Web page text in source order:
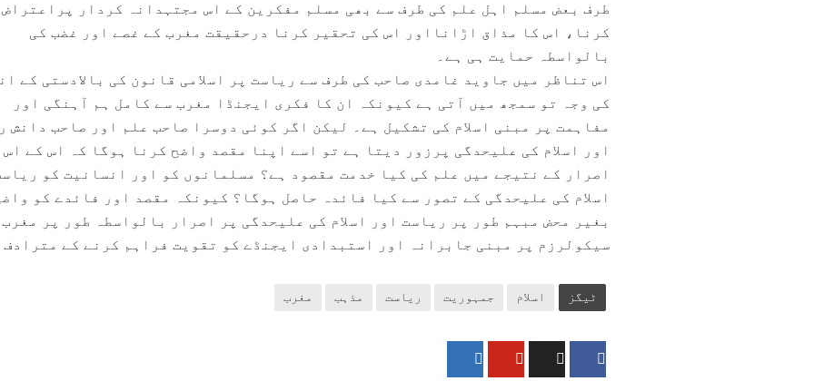
طرف بعض مسلم اہل علم کی طرف سے بھی مسلم مفکرین کے اس مجتہدانہ کردار پراعتراض
کرنا، اس کا مذاق اڑانااور اس کی تحقیر کرنا درحقیقت مغرب کے غصے اور غضب کی
بالواسطہ حمایت ہی ہے۔
اس تناظر میں جاوید غامدی صاحب کی طرف سے ریاست پر اسلامی قانون کی بالادستی کے
کی وجہ تو سمجھ میں آتی ہے کیونکہ ان کا فکری ایجنڈا مغرب سے کامل ہم آہنگی اور
مفاہمت پر مبنی اسلام کی تشکیل ہے۔ لیکن اگر کوئی دوسرا صاحب علم اور صاحب دانش
اور اسلام کی علیحدگی پرزور دیتا ہے تو اسے اپنا مقصد واضح کرنا ہوگا کہ اس کے اس
اصرار کے نتیجے میں علم کی کیا خدمت مقصود ہے؟ مسلمانوں کو اور انسانیت کو
اسلام کی علیحدگی کے تصور سے کیا فائدہ حاصل ہوگا؟ کیونکہ مقصد اور فائدے کو
بغیر محض مبہم طور پر ریاست اور اسلام کی علیحدگی پر اصرار بالواسطہ طور پر
سیکولرزم پر مبنی جابرانہ اور استبدادی ایجنڈے کو تقویت فراہم کرنے کے مترادف
ٹیگز اسلام جمہوریت ریاست مذہب مغرب